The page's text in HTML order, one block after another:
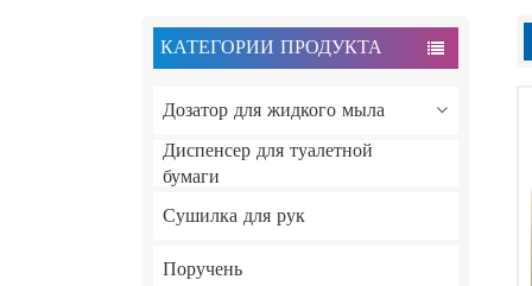
КАТЕГОРИИ ПРОДУКТА
Дозатор для жидкого мыла
Диспенсер для туалетной
бумаги
Сушилка для рук
Поручень